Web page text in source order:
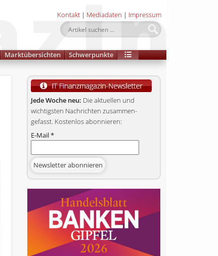
Kontakt | Mediadaten | Impressum
Marktübersichten Schwerpunkte
Jede Woche neu: Die aktuellen und
wichtigsten Nachrichten zusammen­
gefasst. Kostenlos abonnieren:
E-Mail*